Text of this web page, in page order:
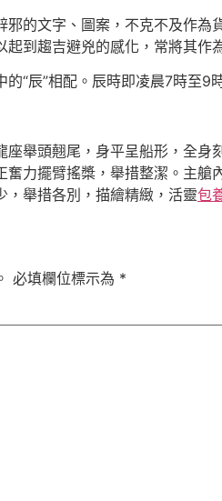
的文字、圖案，不克不及作為
到趨吉避兇的感化，常將其作
辰”相配。辰時即凌晨7時至9
頭翹尾，身平呈船形，全身
力擺臂搖槳，舉措整潔。主
，舉措各別，描繪精緻，活靈包
必填欄位標示為 *